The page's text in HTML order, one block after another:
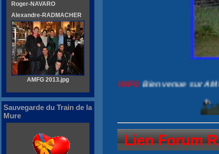
AMFGINFOBienvenue sur AMFGINFO
Lien Forum
Roger-NAVARO
Alexandre-RADMACHER
AMFG 2013.jpg
Sauvegarde du Train de la
Mure